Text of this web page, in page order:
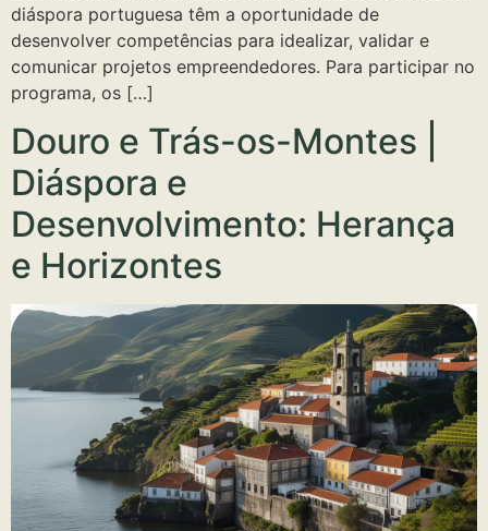
diáspora portuguesa têm a oportunidade de
desenvolver competências para idealizar, validar e
comunicar projetos empreendedores. Para participar no
programa, os […]
Douro e Trás-os-Montes |
Diáspora e
Desenvolvimento: Herança
e Horizontes